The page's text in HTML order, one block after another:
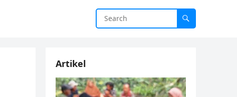
Artikel